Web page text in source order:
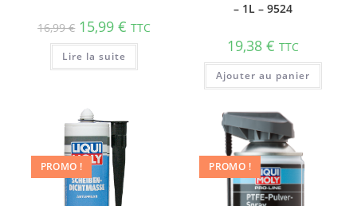
16,99€ 15,99€ TTC
Lire la suite
– 1L – 9524
19,38 € TTC
Ajouter au panier
PROMO ! PROMO !